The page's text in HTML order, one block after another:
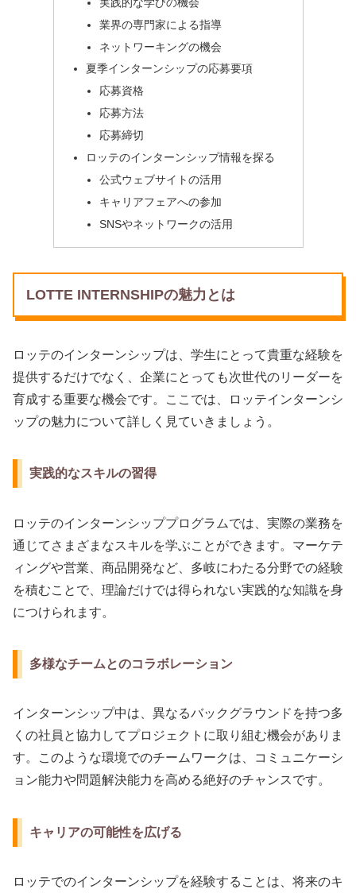
業界の専門家による指導
ネットワーキングの機会
夏季インターンシップの応募要項
応募資格
応募方法
応募締切
ロッテのインターンシップ情報を探る
公式ウェブサイトの活用
キャリアフェアへの参加
SNSやネットワークの活用
LOTTE INTERNSHIPの魅力とは
ロッテのインターンシップは、学生にとって貴重な経験を
提供するだけでなく、企業にとっても次世代のリーダーを
育成する重要な機会です。ここでは、ロッテインターンシ
ップの魅力について詳しく見ていきましょう。
実践的なスキルの習得
ロッテのインターンシッププログラムでは、実際の業務を
通じてさまざまなスキルを学ぶことができます。マーケテ
ィングや営業、商品開発など、多岐にわたる分野での経験
を積むことで、理論だけでは得られない実践的な知識を身
につけられます。
多様なチームとのコラボレーション
インターンシップ中は、異なるバックグラウンドを持つ多
くの社員と協力してプロジェクトに取り組む機会がありま
す。このような環境でのチームワークは、コミュニケーシ
ョン能力や問題解決能力を高める絶好のチャンスです。
キャリアの可能性を広げる
ロッテでのインターンシップを経験することは、将来のキ